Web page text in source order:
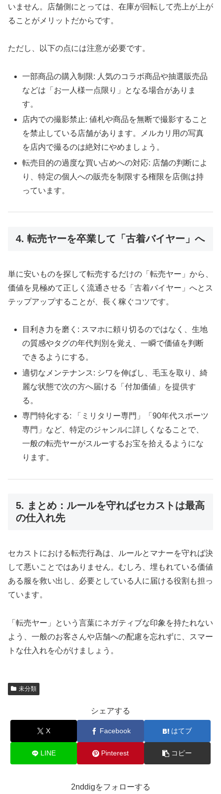
いません。店舗側にとっては、在庫が回転して売上が上が
ることがメリットだからです。
ただし、以下の点には注意が必要です。
一部商品の購入制限: 人気のコラボ商品や抽選販売品
などは「お一人様一点限り」となる場合がありま
す。
店内での撮影禁止: 値札や商品を無断で撮影すること
を禁止している店舗があります。メルカリ用の写真
を店内で撮るのは絶対にやめましょう。
転売目的の過度な買い占めへの対応: 店舗の判断によ
り、特定の個人への販売を制限する権限を店側は持
っています。
4. 転売ヤーを卒業して「古着バイヤー」へ
単に安いものを探して転売するだけの「転売ヤー」から、
価値を見極めて正しく流通させる「古着バイヤー」へとス
テップアップすることが、長く稼ぐコツです。
目利き力を磨く: スマホに頼り切るのではなく、生地
の質感やタグの年代判別を覚え、一瞬で価値を判断
できるようにする。
適切なメンテナンス: シワを伸ばし、毛玉を取り、綺
麗な状態で次の方へ届ける「付加価値」を提供す
る。
専門特化する: 「ミリタリー専門」「90年代スポーツ
専門」など、特定のジャンルに詳しくなることで、
一般の転売ヤーがスルーするお宝を拾えるようにな
ります。
5. まとめ：ルールを守ればセカストは最高
の仕入れ先
セカストにおける転売行為は、ルールとマナーを守れば決
して悪いことではありません。むしろ、埋もれている価値
ある服を救い出し、必要としている人に届ける役割も担っ
ています。
「転売ヤー」という言葉にネガティブな印象を持たれない
よう、一般のお客さんや店舗への配慮を忘れずに、スマー
トな仕入れを心がけましょう。
未分類
シェアする
X Facebook はてブ
LINE Pinterest コピー
2nddigをフォローする